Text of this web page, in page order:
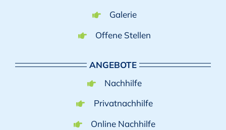
Galerie
Offene Stellen
ANGEBOTE
Nachhilfe
Privatnachhilfe
Online Nachhilfe